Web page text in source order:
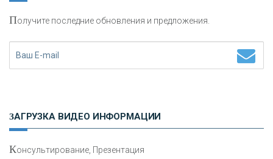
Получите последние обновления и предложения.
ЗАГРУЗКА ВИДЕО ИНФОРМАЦИИ
Консультирование, Презентация